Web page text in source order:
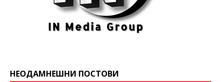
НЕОДАМНЕШНИ ПОСТОВИ